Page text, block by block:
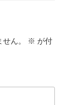
ん。 ※ が付